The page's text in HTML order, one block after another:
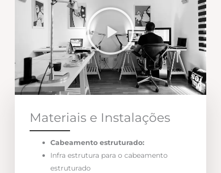
Materiais e Instalações
Cabeamento estruturado:
Infra estrutura para o cabeamento
estruturado